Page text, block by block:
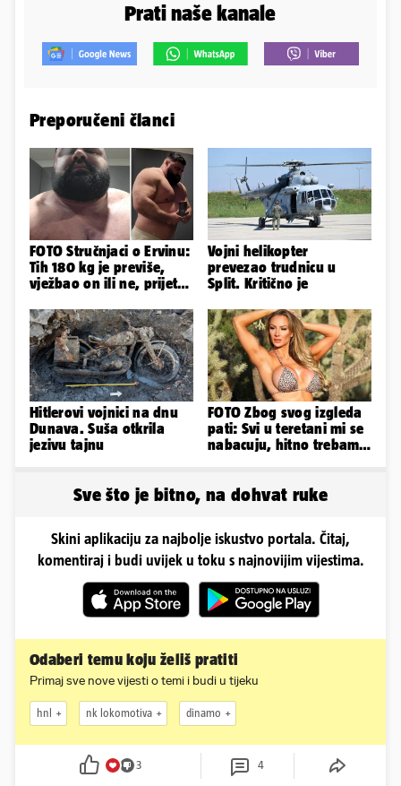
Prati naše kanale
Preporučeni članci
FOTO Stručnjaci o Ervinu:
Tih 180 kg je previše,
vježbao on ili ne, prijete
Vojni helikopter
prevezao trudnicu u
Split. Kritično je
Hitlerovi vojnici na dnu
Dunava. Suša otkrila
jezivu tajnu
FOTO Zbog svog izgleda
pati: Svi u teretani mi se
nabacuju, hitno trebam
Sve što je bitno, na dohvat ruke
Skini aplikaciju za najbolje iskustvo portala. Čitaj,
komentiraj i budi uvijek u toku s najnovijim vijestima.
Odaberi temu koju želiš pratiti
Primaj sve nove vijesti o temi i budi u tijeku
hnl nk lokomotiva dinamo
3 4